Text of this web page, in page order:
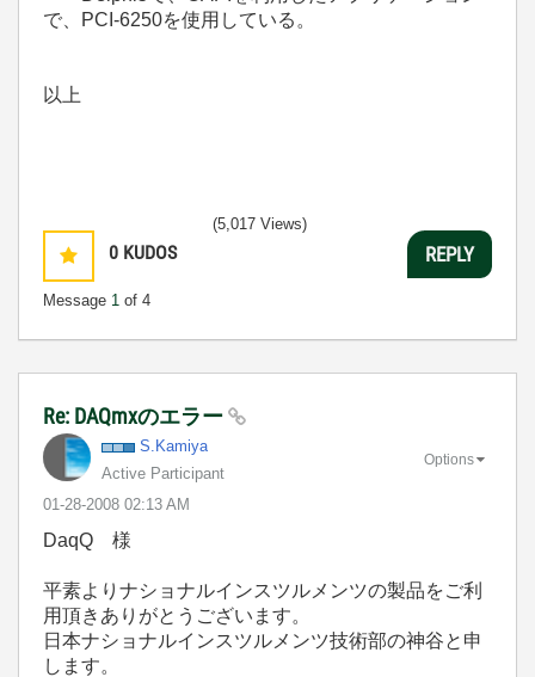
で、PCI-6250を使用している。
以上
0 KUDOS
Message 1 of 4
(5,017 Views)
REPLY
Re: DAQmxのエラー
S.Kamiya
Active Participant
‎01-28-2008 02:13 AM
Options
DaqQ 様
平素よりナショナルインスツルメンツの製品をご利
用頂きありがとうございます。
日本ナショナルインスツルメンツ技術部の神谷と申
します。